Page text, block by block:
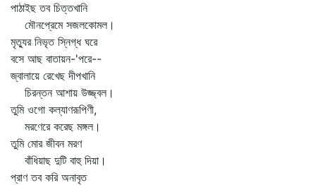
পাঠাইছ তব চিত্তখানি
মৌনপ্রেমে সজলকোমল।
মৃত্যুর নিভৃত স্নিগ্ধ ঘরে
বসে আছ বাতায়ন-'পরে--
জ্বালায়ে রেখেছ দীপখানি
চিরন্তন আশায় উজ্জ্বল।
তুমি ওগো কল্যাণরূপিণী,
মরণেরে করেছ মঙ্গল।
তুমি মোর জীবন মরণ
বাঁধিয়াছ দুটি বাহু দিয়া।
প্রাণ তব করি অনাবৃত